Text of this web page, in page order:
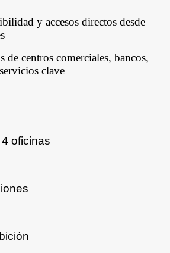
y accesos directos desde
de centros comerciales, bancos,
clave
oficinas